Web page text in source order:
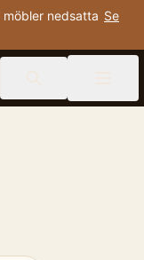
möbler nedsatta Se